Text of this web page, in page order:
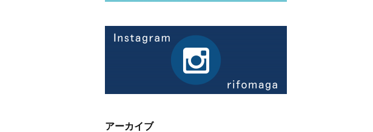
アーカイブ